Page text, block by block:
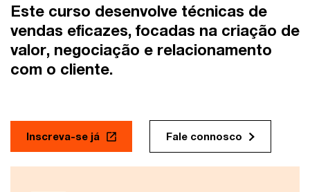
Este curso desenvolve técnicas de
vendas eficazes, focadas na criação de
valor, negociação e relacionamento
com o cliente.
Inscreva-se já Fale connosco